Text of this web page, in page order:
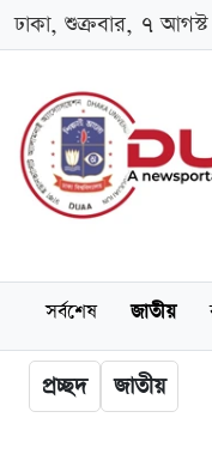
ঢাকা, শুক্রবার, ৭
সর্বশেষ জাতীয়
প্রচ্ছদ জাতীয়